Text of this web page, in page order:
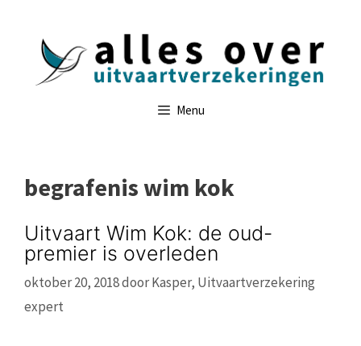
Menu
begrafenis wim kok
Uitvaart Wim Kok: de oud-
premier is overleden
oktober 20, 2018doorKasper, Uitvaartverzekering
expert